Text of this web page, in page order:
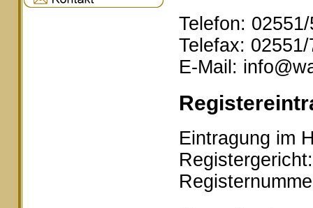
Telefon:
Telefax:
E-Mail:
Eintragung im